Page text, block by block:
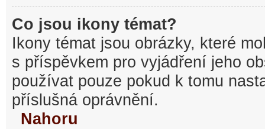
Co jsou ikony témat?
Ikony témat jsou obrázky, které
s příspěvkem pro vyjádření jeho
používat pouze pokud k tomu
příslušná oprávnění.
Nahoru